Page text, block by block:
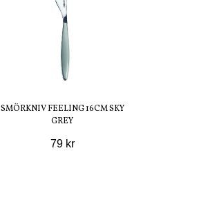
SMÖRKNIV FEELING 16CM SKY
GREY
79 kr